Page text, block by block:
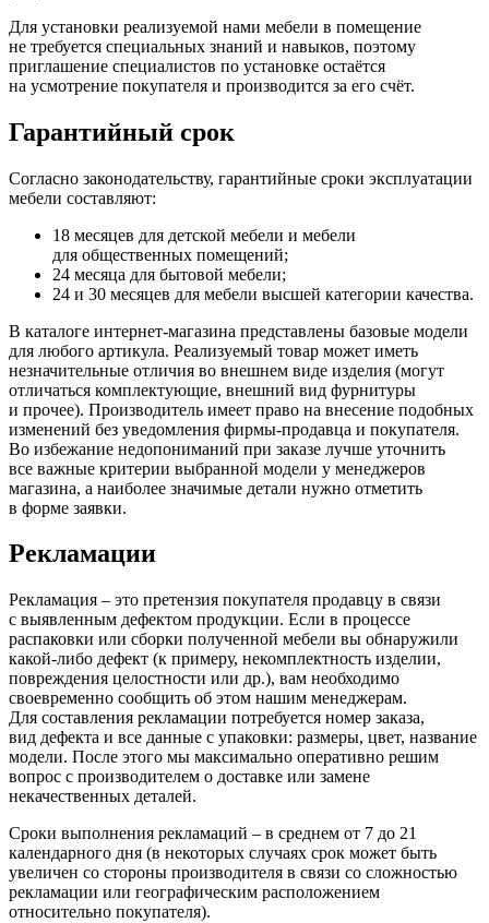
Для установки реализуемой нами мебели в помещение
не требуется специальных знаний и навыков, поэтому
приглашение специалистов по установке остаётся
на усмотрение покупателя и производится за его счёт.
Гарантийный срок
Согласно законодательству, гарантийные сроки эксплуатации
мебели составляют:
18 месяцев для детской мебели и мебели
для общественных помещений;
24 месяца для бытовой мебели;
24 и 30 месяцев для мебели высшей категории качества.
В каталоге интернет-магазина представлены базовые модели
для любого артикула. Реализуемый товар может иметь
незначительные отличия во внешнем виде изделия (могут
отличаться комплектующие, внешний вид фурнитуры
и прочее). Производитель имеет право на внесение подобных
изменений без уведомления фирмы-продавца и покупателя.
Во избежание недопониманий при заказе лучше уточнить
все важные критерии выбранной модели у менеджеров
магазина, а наиболее значимые детали нужно отметить
в форме заявки.
Рекламации
Рекламация – это претензия покупателя продавцу в связи
с выявленным дефектом продукции. Если в процессе
распаковки или сборки полученной мебели вы обнаружили
какой-либо дефект (к примеру, некомплектность изделии,
повреждения целостности или др.), вам необходимо
своевременно сообщить об этом нашим менеджерам.
Для составления рекламации потребуется номер заказа,
вид дефекта и все данные с упаковки: размеры, цвет, название
модели. После этого мы максимально оперативно решим
вопрос с производителем о доставке или замене
некачественных деталей.
Сроки выполнения рекламаций – в среднем от 7 до 21
календарного дня (в некоторых случаях срок может быть
увеличен со стороны производителя в связи со сложностью
рекламации или географическим расположением
относительно покупателя).